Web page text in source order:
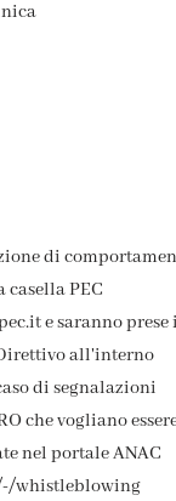
di
PEC
e saranno prese
all'interno
di segnalazioni
che vogliano
nel portale ANAC
whistleblowing